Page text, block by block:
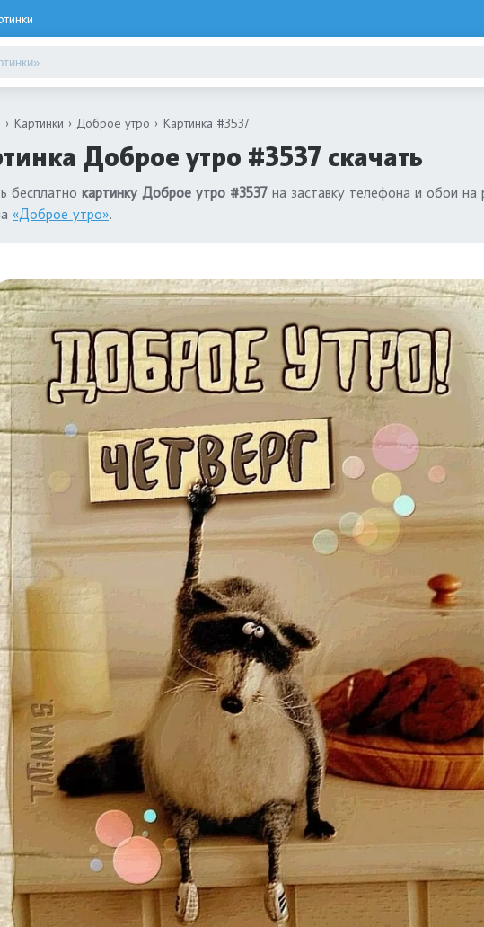
Картинки Доброе утро Картинка #3537
Доброе утро #3537 скачать
бесплатно картинку Доброе утро #3537 на заставку телефона и обои
«Доброе утро».